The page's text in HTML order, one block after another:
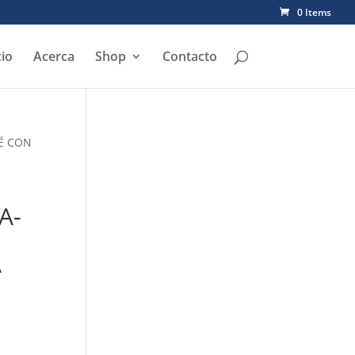
0 Items
Acerca Shop Contacto
CON